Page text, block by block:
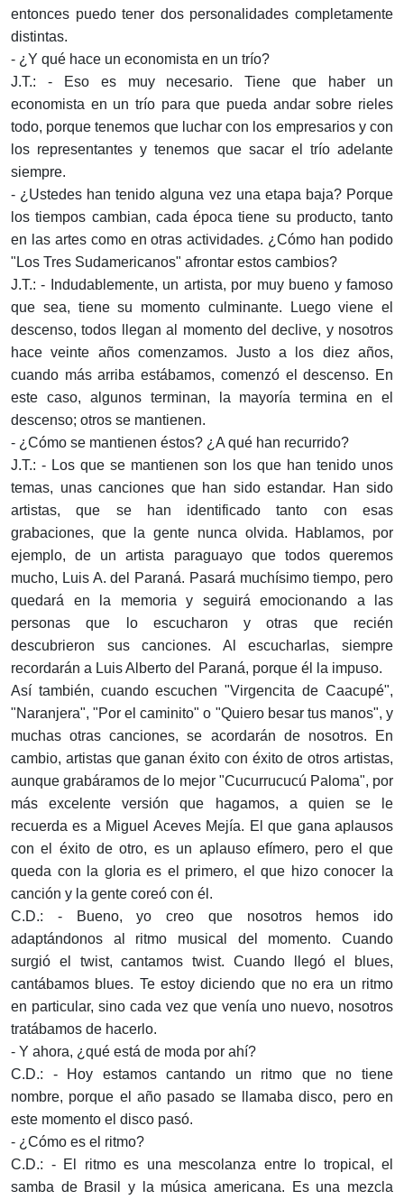
entonces puedo tener dos personalidades completamente
distintas.
- ¿Y qué hace un economista en un trío?
J.T.: - Eso es muy necesario. Tiene que haber un
economista en un trío para que pueda andar sobre rieles
todo, porque tenemos que luchar con los empresarios y con
los representantes y tenemos que sacar el trío adelante
siempre.
- ¿Ustedes han tenido alguna vez una etapa baja? Porque
los tiempos cambian, cada época tiene su producto, tanto
en las artes como en otras actividades. ¿Cómo han podido
"Los Tres Sudamericanos" afrontar estos cambios?
J.T.: - Indudablemente, un artista, por muy bueno y famoso
que sea, tiene su momento culminante. Luego viene el
descenso, todos llegan al momento del declive, y nosotros
hace veinte años comenzamos. Justo a los diez años,
cuando más arriba estábamos, comenzó el descenso. En
este caso, algunos terminan, la mayoría termina en el
descenso; otros se mantienen.
- ¿Cómo se mantienen éstos? ¿A qué han recurrido?
J.T.: - Los que se mantienen son los que han tenido unos
temas, unas canciones que han sido estandar. Han sido
artistas, que se han identificado tanto con esas
grabaciones, que la gente nunca olvida. Hablamos, por
ejemplo, de un artista paraguayo que todos queremos
mucho, Luis A. del Paraná. Pasará muchísimo tiempo, pero
quedará en la memoria y seguirá emocionando a las
personas que lo escucharon y otras que recién
descubrieron sus canciones. Al escucharlas, siempre
recordarán a Luis Alberto del Paraná, porque él la impuso.
Así también, cuando escuchen "Virgencita de Caacupé",
"Naranjera", "Por el caminito" o "Quiero besar tus manos", y
muchas otras canciones, se acordarán de nosotros. En
cambio, artistas que ganan éxito con éxito de otros artistas,
aunque grabáramos de lo mejor "Cucurrucucú Paloma", por
más excelente versión que hagamos, a quien se le
recuerda es a Miguel Aceves Mejía. El que gana aplausos
con el éxito de otro, es un aplauso efímero, pero el que
queda con la gloria es el primero, el que hizo conocer la
canción y la gente coreó con él.
C.D.: - Bueno, yo creo que nosotros hemos ido
adaptándonos al ritmo musical del momento. Cuando
surgió el twist, cantamos twist. Cuando llegó el blues,
cantábamos blues. Te estoy diciendo que no era un ritmo
en particular, sino cada vez que venía uno nuevo, nosotros
tratábamos de hacerlo.
- Y ahora, ¿qué está de moda por ahí?
C.D.: - Hoy estamos cantando un ritmo que no tiene
nombre, porque el año pasado se llamaba disco, pero en
este momento el disco pasó.
- ¿Cómo es el ritmo?
C.D.: - El ritmo es una mescolanza entre lo tropical, el
samba de Brasil y la música americana. Es una mezcla